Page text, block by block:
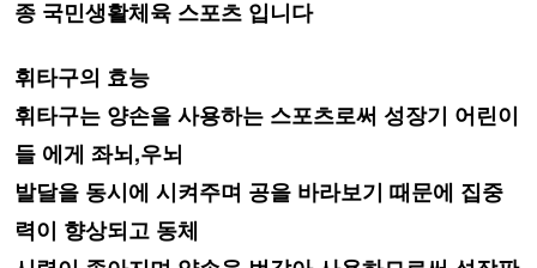
종 국민생활체육 스포츠 입니다
휘타구의 효능
휘타구는 양손을 사용하는 스포츠로써 성장기 어린이
들 에게 좌뇌,우뇌
발달을 동시에 시켜주며 공을 바라보기 때문에 집중
력이 향상되고 동체